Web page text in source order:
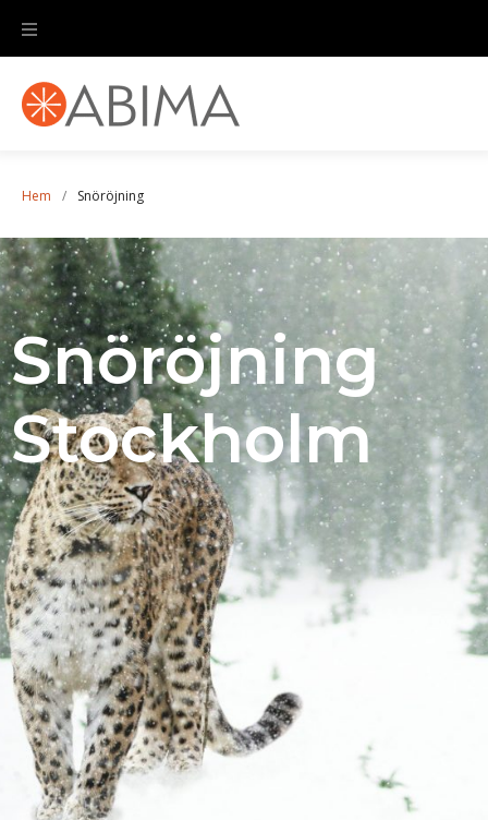
Hem / Snöröjning
Snöröjning
Stockholm